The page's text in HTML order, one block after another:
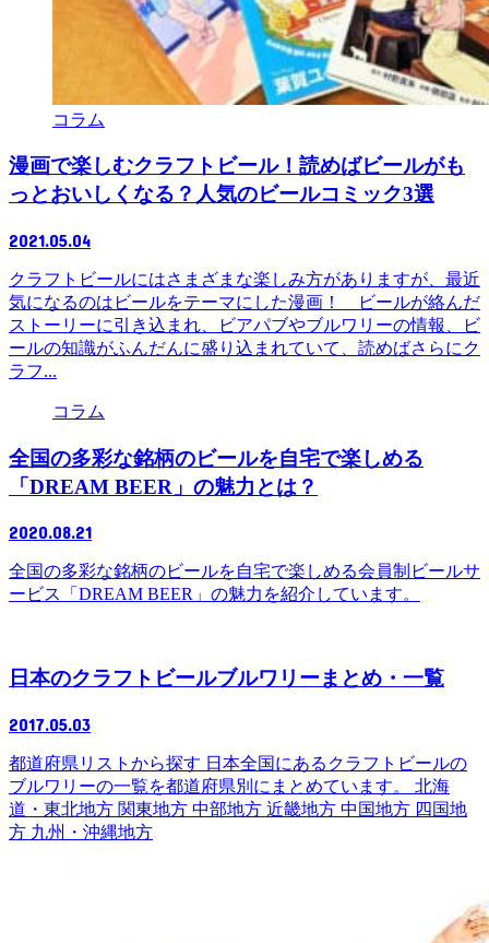
コラム
漫画で楽しむクラフトビール！読めばビールがも
っとおいしくなる？人気のビールコミック3選
2021.05.04
クラフトビールにはさまざまな楽しみ方がありますが、最近
気になるのはビールをテーマにした漫画！ ビールが絡んだ
ストーリーに引き込まれ、ビアパブやブルワリーの情報、ビ
ールの知識がふんだんに盛り込まれていて、読めばさらにク
ラフ...
コラム
全国の多彩な銘柄のビールを自宅で楽しめる
「DREAM BEER」の魅力とは？
2020.08.21
全国の多彩な銘柄のビールを自宅で楽しめる会員制ビールサ
ービス「DREAM BEER」の魅力を紹介しています。
日本のクラフトビールブルワリーまとめ・一覧
2017.05.03
都道府県リストから探す 日本全国にあるクラフトビールの
ブルワリーの一覧を都道府県別にまとめています。 北海
道・東北地方 関東地方 中部地方 近畿地方 中国地方 四国地
方 九州・沖縄地方